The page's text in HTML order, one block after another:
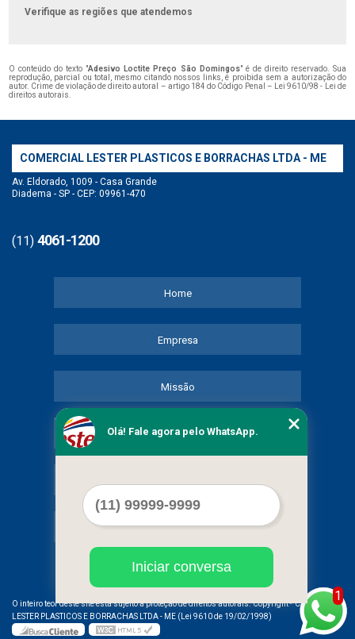
Verifique as regiões que atendemos
O conteúdo do texto "Adesivo Loctite Preço São Domingos" é de direito reservado. Sua
reprodução, parcial ou total, mesmo citando nossos links, é proibida sem a autorização do
autor. Crime de violação de direito autoral – artigo 184 do Código Penal – Lei 9610/98 - Lei de
direitos autorais.
COMERCIAL LESTER PLASTICOS E BORRACHAS LTDA - ME
Av. Eldorado, 1009 - Casa Grande
Diadema - SP - CEP: 09961-470
(11) 4061-1200
Home
Empresa
Missão
Serviços
Mapa do site
O inteiro teor deste site está sujeito à proteção de direitos autorais. Copyright COMERCIAL
LESTER PLASTICOS E BORRACHAS LTDA - ME (Lei 9610 de 19/02/1998)
1
Olá! Fale agora pelo WhatsApp.
Iniciar conversa